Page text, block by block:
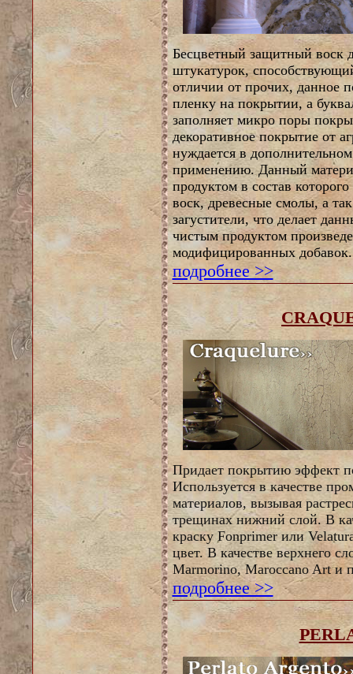
Бесцветный защитный воск
штукатурок,
отличии от прочих, данное
пленку на покрытии, а
заполняет микро поры
декоративное покрытие от
нуждается в
применению. Данный
продуктом в состав
воск, древесные смолы, а
загустители, что делает
чистым продуктом
модифицированных добавок.
подробнее >>
Придает покрытию эффект
Используется в качестве
материалов, вызывая
трещинах нижний слой. В
краску Fonprimer или
цвет. В качестве верхнего
Marmorino, Maroccano Art и
подробнее >>